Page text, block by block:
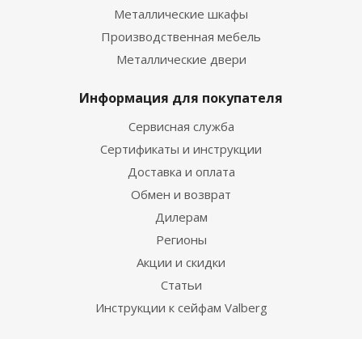
Металлические шкафы
Производственная мебель
Металлические двери
Информация для покупателя
Сервисная служба
Сертификаты и инструкции
Доставка и оплата
Обмен и возврат
Дилерам
Регионы
Акции и скидки
Статьи
Инструкции к сейфам Valberg